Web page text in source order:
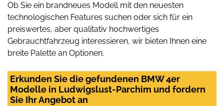
Ob Sie ein brandneues Modell mit den neuesten
technologischen Features suchen oder sich für ein
preiswertes, aber qualitativ hochwertiges
Gebrauchtfahrzeug interessieren, wir bieten Ihnen eine
breite Palette an Optionen.
Erkunden Sie die gefundenen BMW 4er
Modelle in Ludwigslust-Parchim und fordern
Sie Ihr Angebot an